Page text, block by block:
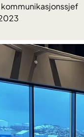
kommunikasjonssjef